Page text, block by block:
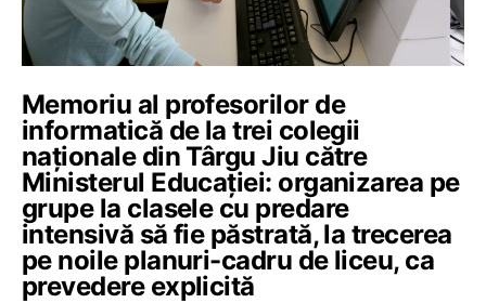
Memoriu al profesorilor de
informatică de la trei colegii
naționale din Târgu Jiu către
Ministerul Educației: organizarea pe
grupe la clasele cu predare
intensivă să fie păstrată, la trecerea
pe noile planuri-cadru de liceu, ca
prevedere explicită